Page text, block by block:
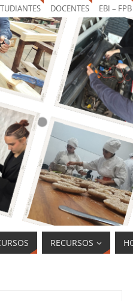
DOCENTES EBI – FPB
RECURSOS